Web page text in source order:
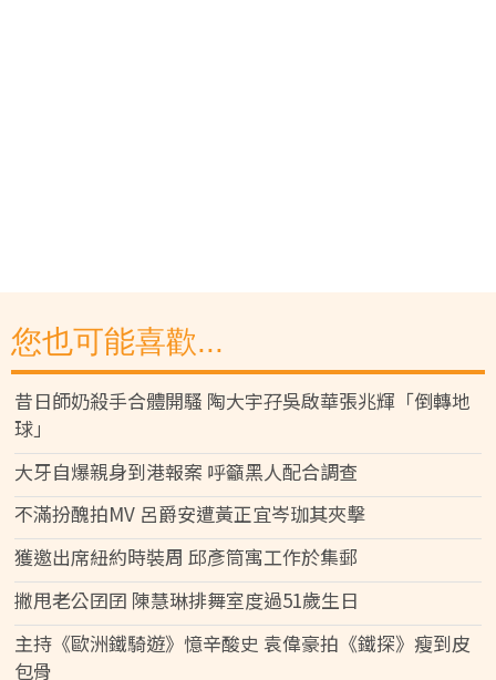
您也可能喜歡...
昔日師奶殺手合體開騷 陶大宇孖吳啟華張兆輝「倒轉地
球」
大牙自爆親身到港報案 呼籲黑人配合調查
不滿扮醜拍MV 呂爵安遭黃正宜岑珈其夾擊
獲邀出席紐約時裝周 邱彥筒寓工作於集郵
撇甩老公囝囝 陳慧琳排舞室度過51歲生日
主持《歐洲鐵騎遊》憶辛酸史 袁偉豪拍《鐵探》瘦到皮
包骨